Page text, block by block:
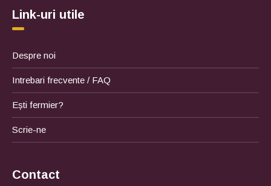
Link-uri utile
Despre noi
Intrebari frecvente / FAQ
Ești fermier?
Scrie-ne
Contact